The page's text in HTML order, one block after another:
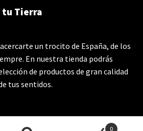
tu Tierra
un trocito de España, de los
En nuestra tienda podrás
de productos de gran calidad
tus sentidos.
0